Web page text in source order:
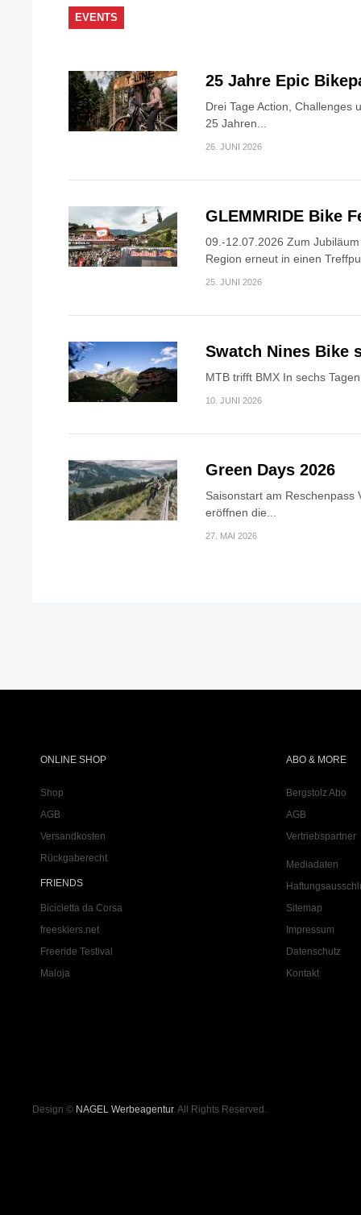
EVENTS
25 Jahre Epic
Drei Tage Action, Challenges
25 Jahren...
26. JUNI 2026
GLEMMRIDE Bike
09.-12.07.2026 Zum
Region erneut in einen
25. JUNI 2026
Swatch Nines Bike
MTB trifft BMX In sechs
10. JUNI 2026
Green Days 2026
Saisonstart am Reschenpass
eröffnen die...
27. MAI 2026
ONLINE SHOP
Shop
AGB
Versandkosten
Rückgaberecht
FRIENDS
Bicicletta da Corsa
freeskiers.net
Freeride Testival
Maloja
ABO & MORE
Bergstolz Abo
AGB
Vertriebspartner
Mediadaten
Sitemap
Impressum
Datenschutz
Kontakt
Design © NAGEL Werbeagentur. All Rights Reserved.